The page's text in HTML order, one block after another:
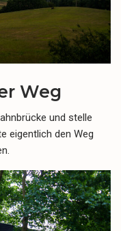
Weg
und stelle
eigentlich den Weg